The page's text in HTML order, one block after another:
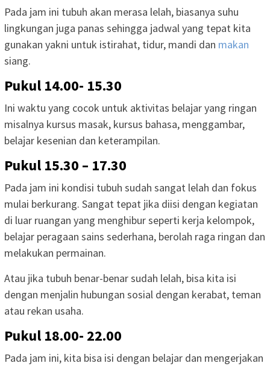
Pada jam ini tubuh akan merasa lelah, biasanya suhu
lingkungan juga panas sehingga jadwal yang tepat kita
gunakan yakni untuk istirahat, tidur, mandi dan makan
siang.
Pukul 14.00- 15.30
Ini waktu yang cocok untuk aktivitas belajar yang ringan
misalnya kursus masak, kursus bahasa, menggambar,
belajar kesenian dan keterampilan.
Pukul 15.30 – 17.30
Pada jam ini kondisi tubuh sudah sangat lelah dan fokus
mulai berkurang. Sangat tepat jika diisi dengan kegiatan
di luar ruangan yang menghibur seperti kerja kelompok,
belajar peragaan sains sederhana, berolah raga ringan dan
melakukan permainan.
Atau jika tubuh benar-benar sudah lelah, bisa kita isi
dengan menjalin hubungan sosial dengan kerabat, teman
atau rekan usaha.
Pukul 18.00- 22.00
Pada jam ini, kita bisa isi dengan belajar dan mengerjakan